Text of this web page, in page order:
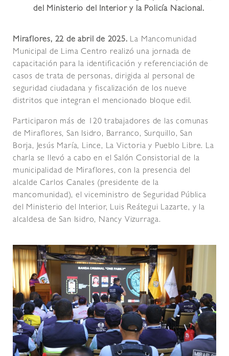
del Ministerio del Interior y la Policía Nacional.
Miraflores, 22 de abril de 2025. La Mancomunidad
Municipal de Lima Centro realizó una jornada de
capacitación para la identificación y referenciación de
casos de trata de personas, dirigida al personal de
seguridad ciudadana y fiscalización de los nueve
distritos que integran el mencionado bloque edil.
Participaron más de 120 trabajadores de las comunas
de Miraflores, San Isidro, Barranco, Surquillo, San
Borja, Jesús María, Lince, La Victoria y Pueblo Libre. La
charla se llevó a cabo en el Salón Consistorial de la
municipalidad de Miraflores, con la presencia del
alcalde Carlos Canales (presidente de la
mancomunidad), el viceministro de Seguridad Pública
del Ministerio del Interior, Luis Reátegui Lazarte, y la
alcaldesa de San Isidro, Nancy Vizurraga.